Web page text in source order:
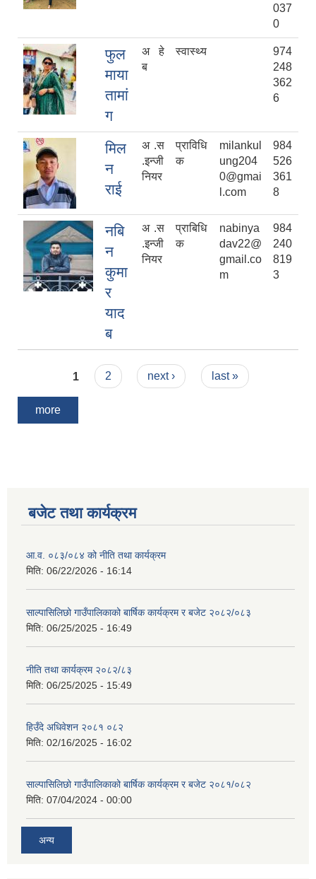
037
0
फुल
माया
तामां
ग
अ हे
ब
स्वास्थ्य
974
248
362
6
मिल
न
राई
अ .स
.इन्जी
नियर
प्राविधि
क
milankul
ung204
0@gmai
l.com
984
526
361
8
नबि
न
कुमा
र
याद
ब
अ .स
.इन्जी
नियर
प्राबिधि
क
nabinya
dav22@
gmail.co
m
984
240
819
3
Pages
1 2 next › last »
more
बजेट तथा कार्यक्रम
आ.व. ०८३/०८४ को नीति तथा कार्यक्रम
मिति: 06/22/2026 - 16:14
साल्पासिलिछो गाउँपालिकाको बार्षिक कार्यक्रम र बजेट २०८२/०८३
मिति: 06/25/2025 - 16:49
नीति तथा कार्यक्रम २०८२/८३
मिति: 06/25/2025 - 15:49
हिउँदे अधिवेशन २०८१ ०८२
मिति: 02/16/2025 - 16:02
साल्पासिलिछो गाउँपालिकाको बार्षिक कार्यक्रम र बजेट २०८१/०८२
मिति: 07/04/2024 - 00:00
अन्य